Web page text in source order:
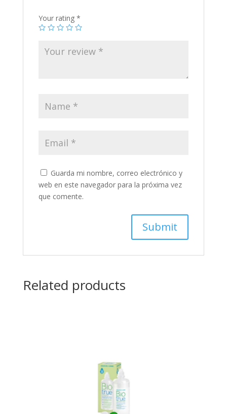
Your rating *
Guarda mi nombre, correo electrónico y
web en este navegador para la próxima vez
que comente.
Related products